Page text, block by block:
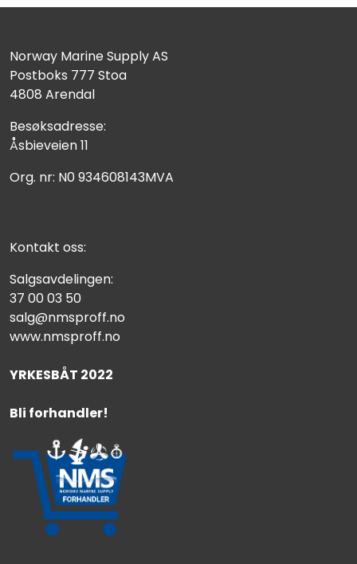
Norway Marine Supply AS
Postboks 777 Stoa
4808 Arendal
Besøksadresse:
Åsbieveien 11
Org. nr: N0 934608143MVA
Kontakt oss:
Salgsavdelingen:
37 00 03 50
salg@nmsproff.no
www.nmsproff.no
YRKESBÅT 2022
Bli forhandler!